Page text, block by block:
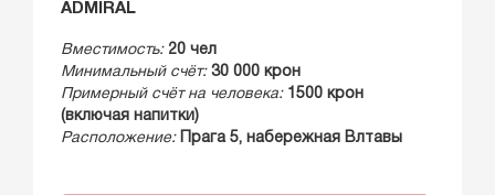
ADMIRAL
Вместимость: 20 чел
Минимальный счёт: 30 000 крон
Примерный счёт на человека: 1500 крон
(включая напитки)
Расположение:
Прага 5, набережная Влтавы